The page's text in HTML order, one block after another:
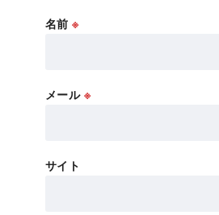
名前※
メール ※
サイト